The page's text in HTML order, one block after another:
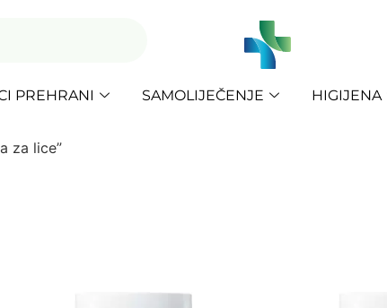
PREHRANI SAMOLIJEČENJE HIGIJENA
za lice”